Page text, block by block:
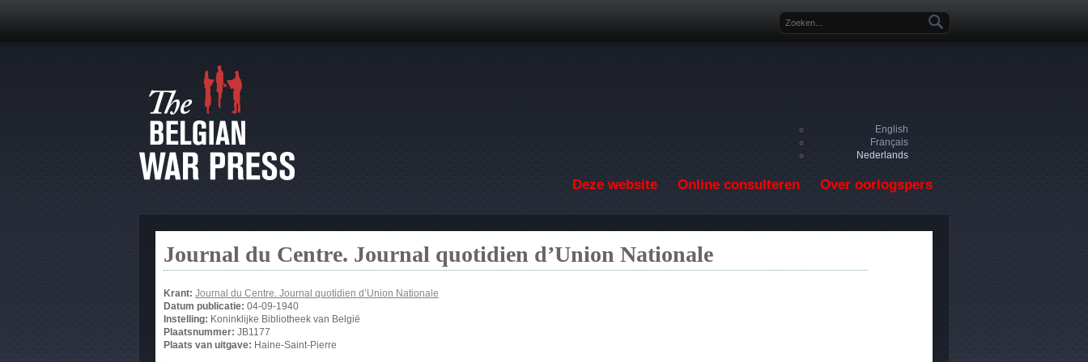
Zoekveld
English
Français
Nederlands
Deze website Online consulteren Over oorlogspers
Journal du Centre. Journal quotidien d’Union Nationale
Krant: Journal du Centre. Journal quotidien d’Union Nationale
Datum publicatie: 04-09-1940
Instelling: Koninklijke Bibliotheek van België
Plaatsnummer: JB1177
Plaats van uitgave: Haine-Saint-Pierre